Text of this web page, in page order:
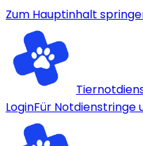
Zum Hauptinhalt
LoginFür Notdienstringe